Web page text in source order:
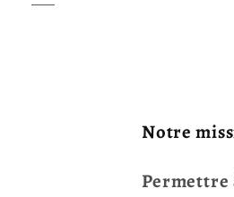
Notre
Permettre